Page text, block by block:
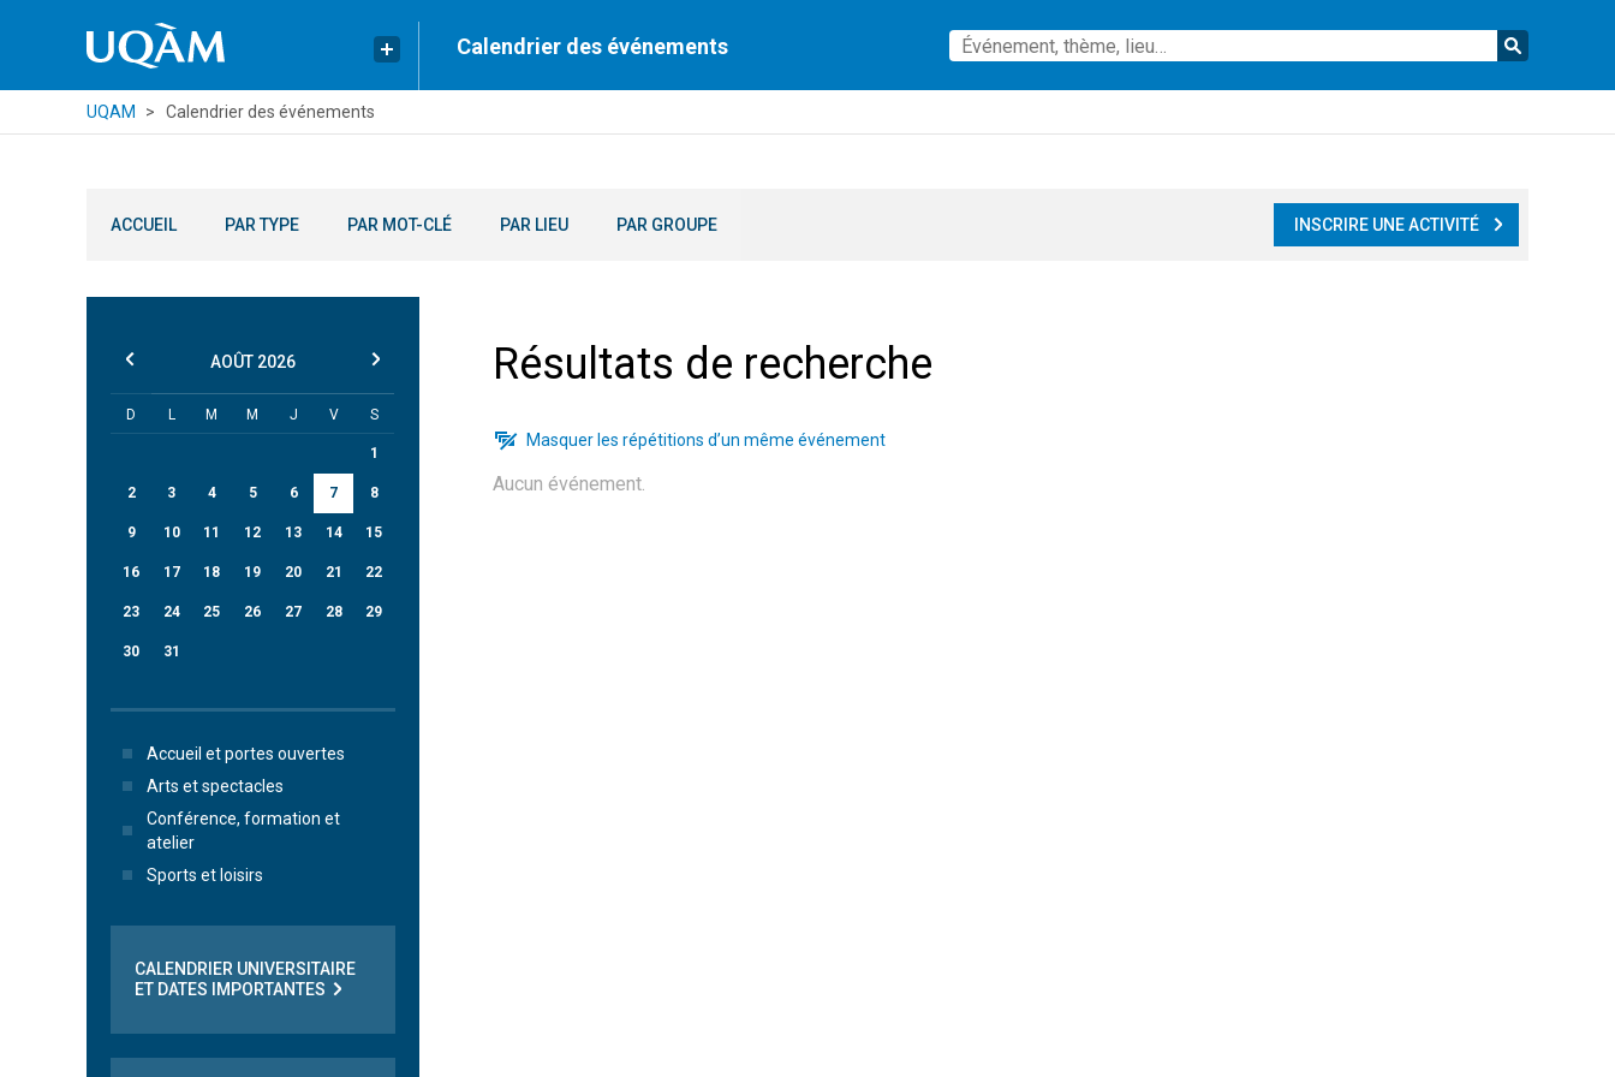
Calendrier des événements
UQAM Calendrier des événements
ACCUEIL PAR TYPE PAR MOT-CLÉ PAR LIEU PAR GROUPE INSCRIRE UNE ACTIVITÉ
Résultats de recherche
Masquer les répétitions d’un même événement
Aucun événement.
AOÛT 2026
D L M M J V S
1
2 3 4 5 6 7 8
9 10 11 12 13 14 15
16 17 18 19 20 21 22
23 24 25 26 27 28 29
30 31
Accueil et portes ouvertes
Arts et spectacles
Conférence, formation et
atelier
Sports et loisirs
CALENDRIER UNIVERSITAIRE
ET DATES IMPORTANTES